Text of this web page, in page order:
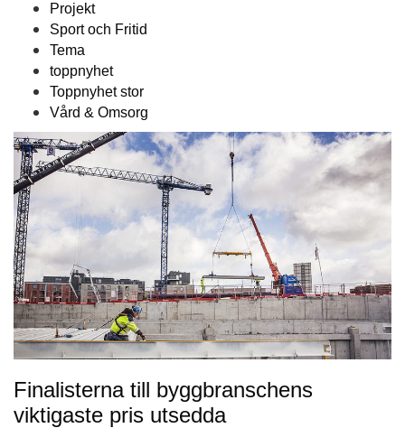
Projekt
Sport och Fritid
Tema
toppnyhet
Toppnyhet stor
Vård & Omsorg
Finalisterna till byggbranschens
viktigaste pris utsedda